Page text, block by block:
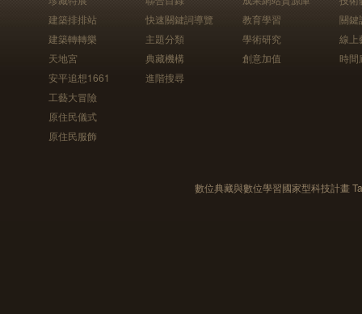
建築排排站
建築轉轉樂
天地宮
安平追想1661
工藝大冒險
原住民儀式
原住民服飾
快速關鍵詞導覽
主題分類
典藏機構
進階搜尋
教育學習
學術研究
創意加值
關鍵
線上
時間
數位典藏與數位學習國家型科技計畫